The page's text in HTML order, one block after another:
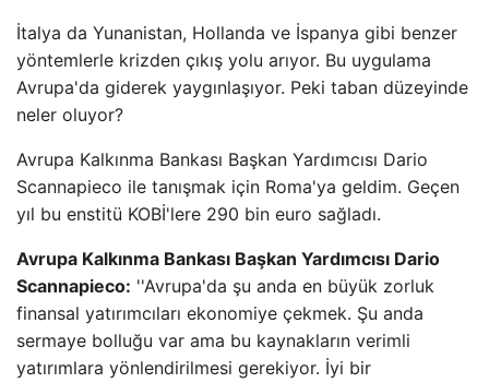
İtalya da Yunanistan, Hollanda ve İspanya gibi benzer
yöntemlerle krizden çıkış yolu arıyor. Bu uygulama
Avrupa'da giderek yaygınlaşıyor. Peki taban düzeyinde
neler oluyor?
Avrupa Kalkınma Bankası Başkan Yardımcısı Dario
Scannapieco ile tanışmak için Roma'ya geldim. Geçen
yıl bu enstitü KOBİ'lere 290 bin euro sağladı.
Avrupa Kalkınma Bankası Başkan Yardımcısı Dario
Scannapieco: ''Avrupa'da şu anda en büyük zorluk
finansal yatırımcıları ekonomiye çekmek. Şu anda
sermaye bolluğu var ama bu kaynakların verimli
yatırımlara yönlendirilmesi gerekiyor. İyi bir